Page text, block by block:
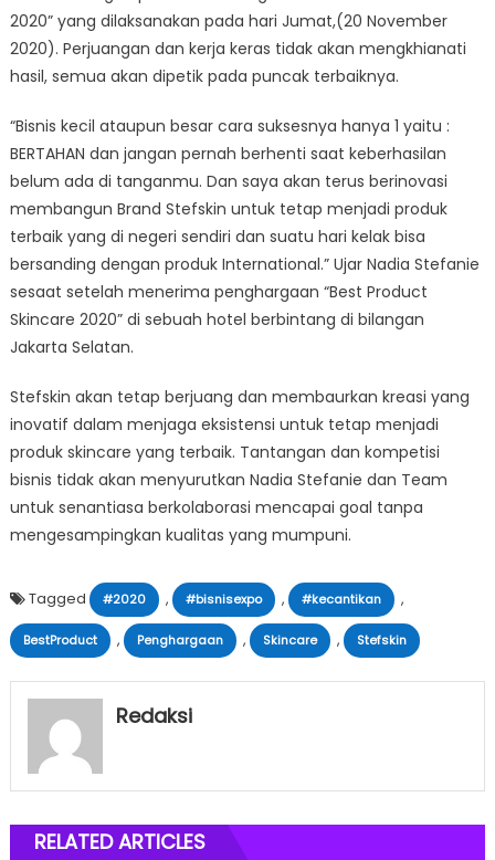
2020” yang dilaksanakan pada hari Jumat,(20 November
2020). Perjuangan dan kerja keras tidak akan mengkhianati
hasil, semua akan dipetik pada puncak terbaiknya.
“Bisnis kecil ataupun besar cara suksesnya hanya 1 yaitu :
BERTAHAN dan jangan pernah berhenti saat keberhasilan
belum ada di tanganmu. Dan saya akan terus berinovasi
membangun Brand Stefskin untuk tetap menjadi produk
terbaik yang di negeri sendiri dan suatu hari kelak bisa
bersanding dengan produk International.” Ujar Nadia Stefanie
sesaat setelah menerima penghargaan “Best Product
Skincare 2020” di sebuah hotel berbintang di bilangan
Jakarta Selatan.
Stefskin akan tetap berjuang dan membaurkan kreasi yang
inovatif dalam menjaga eksistensi untuk tetap menjadi
produk skincare yang terbaik. Tantangan dan kompetisi
bisnis tidak akan menyurutkan Nadia Stefanie dan Team
untuk senantiasa berkolaborasi mencapai goal tanpa
mengesampingkan kualitas yang mumpuni.
Tagged #2020 , #bisnisexpo , #kecantikan ,
BestProduct , Penghargaan , Skincare , Stefskin
Redaksi
RELATED ARTICLES